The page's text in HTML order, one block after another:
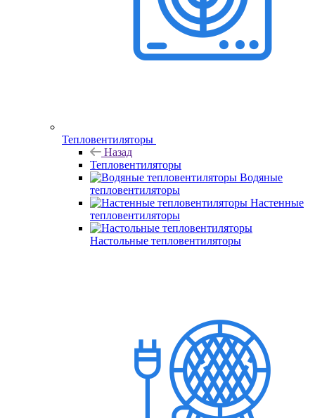
Тепловентиляторы
Назад
Тепловентиляторы
Водяные
тепловентиляторы
Настенные
тепловентиляторы
Настольные тепловентиляторы